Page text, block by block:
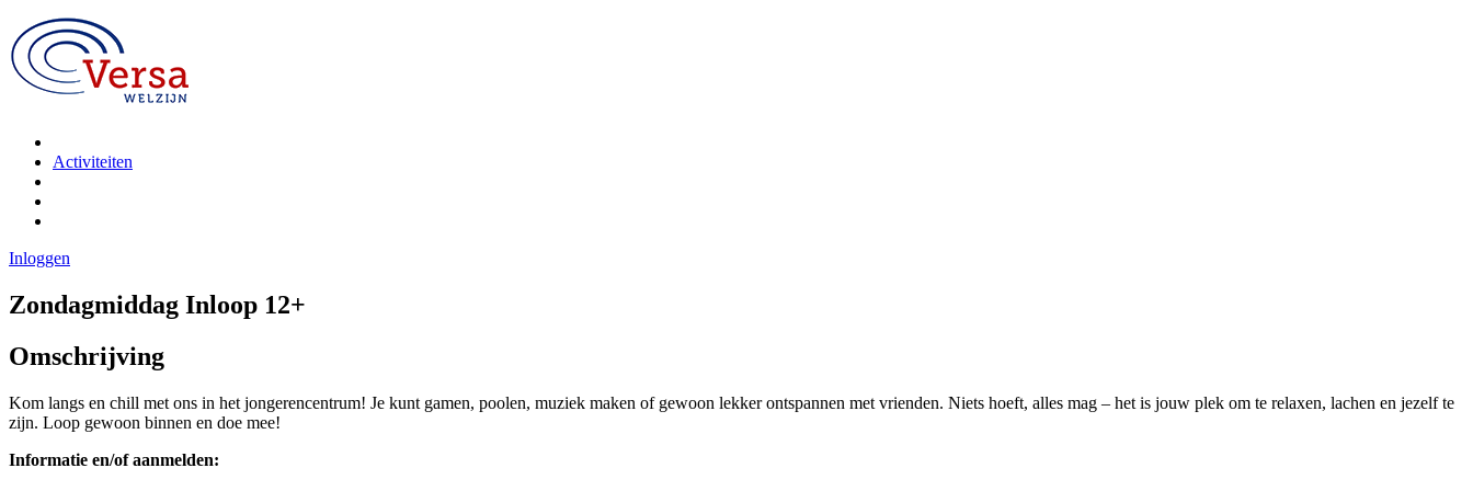
Activiteiten
Inloggen
Zondagmiddag Inloop 12+
Omschrijving
Kom langs en chill met ons in het jongerencentrum! Je kunt gamen, poolen, muziek maken of gewoon lekker ontspannen met vrienden. Niets hoeft, alles mag – het is jouw plek om te relaxen, lachen en jezelf te
zijn. Loop gewoon binnen en doe mee!
Informatie en/of aanmelden: